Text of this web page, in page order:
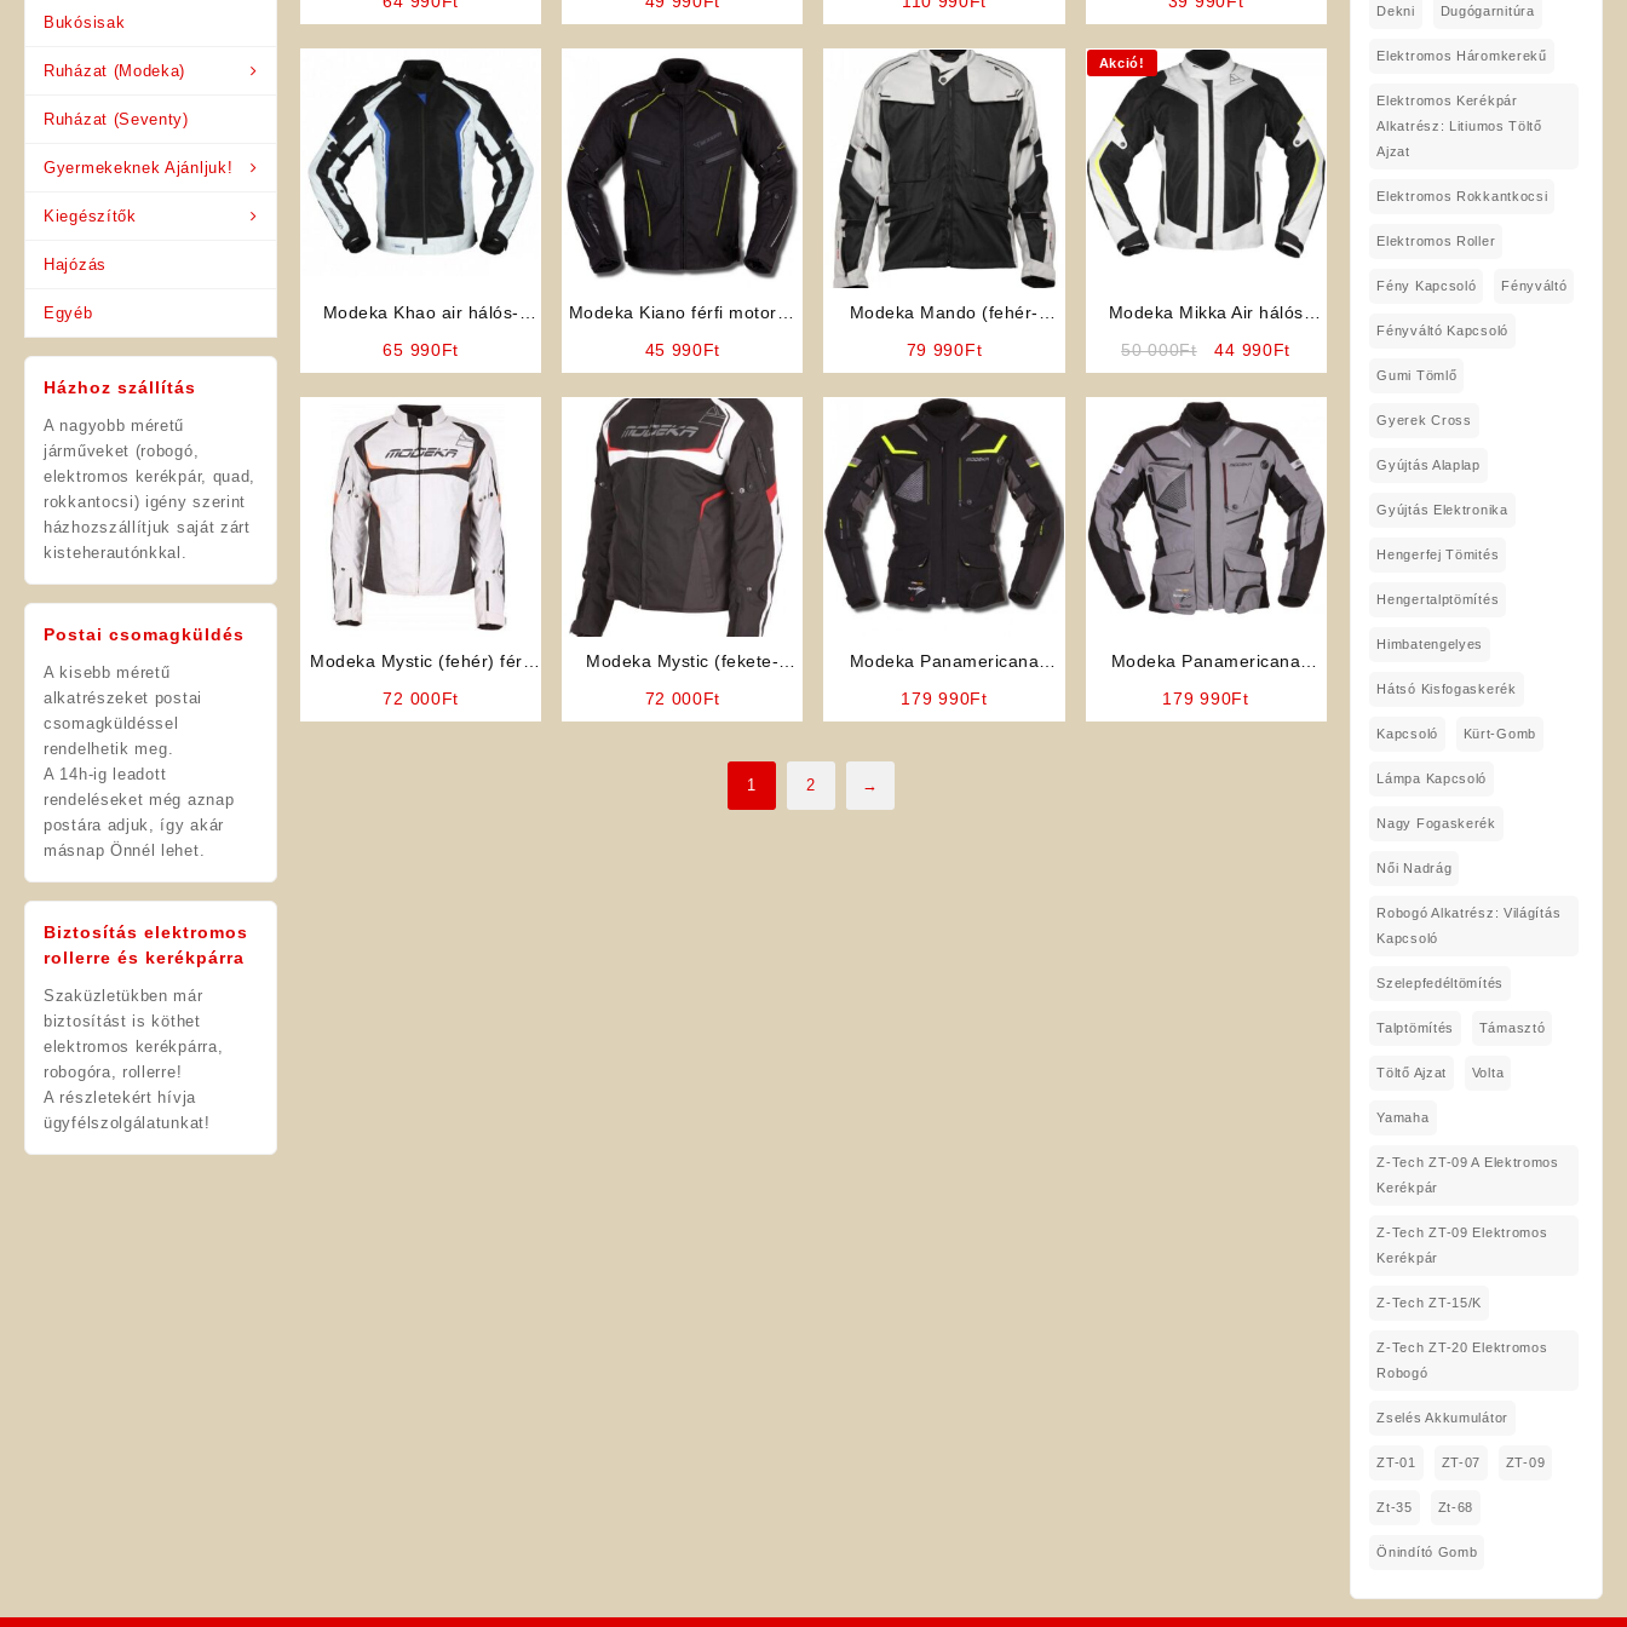
Bukósisak
Ruházat (Modeka)
Ruházat (Seventy)
Gyermekeknek Ajánljuk!
Kiegészítők
Hajózás
Egyéb
Házhoz szállítás
A nagyobb méretű
járműveket (robogó,
elektromos kerékpár, quad,
rokkantocsi) igény szerint
házhozszállítjuk saját zárt
kisteherautónkkal.
Postai csomagküldés
A kisebb méretű
alkatrészeket postai
csomagküldéssel
rendelhetik meg.
A 14h-ig leadott
rendeléseket még aznap
postára adjuk, így akár
másnap Önnél lehet.
Biztosítás elektromos
rollerre és kerékpárra
Szaküzletükben már
biztosítást is köthet
elektromos kerékpárra,
robogóra, rollerre!
A részletekért hívja
ügyfélszolgálatunkat!
Modeka Khao air hálós-
65 990Ft
Modeka Kiano férfi motoros
45 990Ft
Modeka Mando (fehér-
79 990Ft
Akció!
Modeka Mikka Air hálós
50 000Ft
Original
price
was:
50
000Ft.
44 990Ft
price
is:
990Ft.
Modeka Mystic (fehér) férfi
72 000Ft
Modeka Mystic (fekete-
72 000Ft
Modeka Panamericana
179 990Ft
Modeka Panamericana
179 990Ft
1 2 →
Dekni Dugógarnitúra
Elektromos Háromkerekű
Elektromos Kerékpár
Alkatrész: Litiumos Töltő
Ajzat
Elektromos Rokkantkocsi
Elektromos Roller
Fény Kapcsoló Fényváltó
Fényváltó Kapcsoló
Gumi Tömlő
Gyerek Cross
Gyújtás Alaplap
Gyújtás Elektronika
Hengerfej Tömités
Hengertalptömítés
Himbatengelyes
Hátsó Kisfogaskerék
Kapcsoló Kürt-Gomb
Lámpa Kapcsoló
Nagy Fogaskerék
Női Nadrág
Robogó Alkatrész: Világítás
Kapcsoló
Szelepfedéltömítés
Talptömítés Támasztó
Töltő Ajzat Volta
Yamaha
Z-Tech ZT-09 A Elektromos
Kerékpár
Z-Tech ZT-09 Elektromos
Kerékpár
Z-Tech ZT-15/K
Z-Tech ZT-20 Elektromos
Robogó
Zselés Akkumulátor
ZT-01 ZT-07 ZT-09
Zt-35 Zt-68
Önindító Gomb